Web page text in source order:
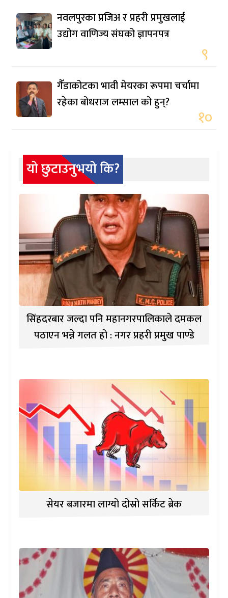
नवलपुरका प्रजिअ र प्रहरी प्रमुखलाई
उद्योग वाणिज्य संघको ज्ञापनपत्र
९
गैँडाकोटका भावी मेयरका रूपमा चर्चामा
रहेका बोधराज लम्साल को हुन्?
१०
यो छुटाउनुभयो कि?
सिंहदरबार जल्दा पनि महानगरपालिकाले दमकल
पठाएन भन्ने गलत हो : नगर प्रहरी प्रमुख पाण्डे
सेयर बजारमा लाग्यो दोस्रो सर्किट ब्रेक